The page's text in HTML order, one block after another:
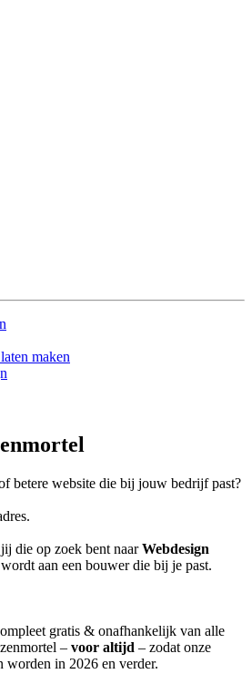
maken
betere website die bij jouw bedrijf past?
die op zoek bent naarWebdesign
aan een bouwer die bij je past.
gratis & onafhankelijk van alle
– voor altijd – zodat onze
worden in 2026 en verder.